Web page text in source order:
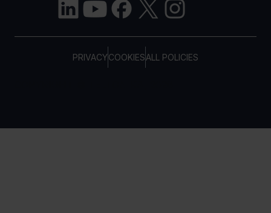
PRIVACYCOOKIESALL POLICIES